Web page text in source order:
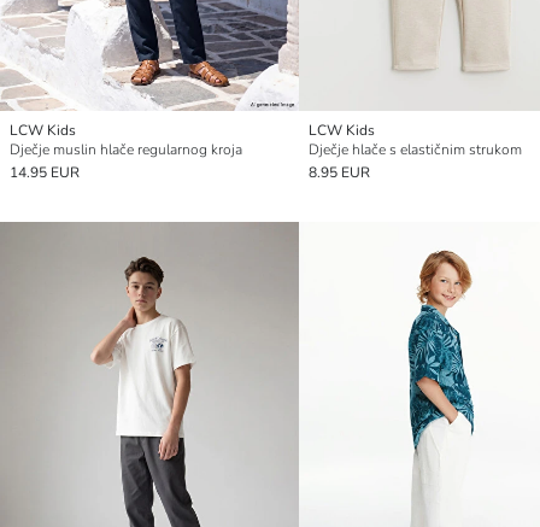
LCW Kids
Dječje muslin hlače regularnog kroja
14.95 EUR
LCW Kids
Dječje hlače s elastičnim strukom
8.95 EUR